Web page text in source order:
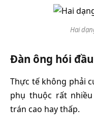
Hai
Đàn ông hói
Thực tế không phải
phụ thuộc rất
trán cao hay thấp.